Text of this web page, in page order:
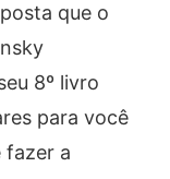
que o
8º livro
para você
fazer a